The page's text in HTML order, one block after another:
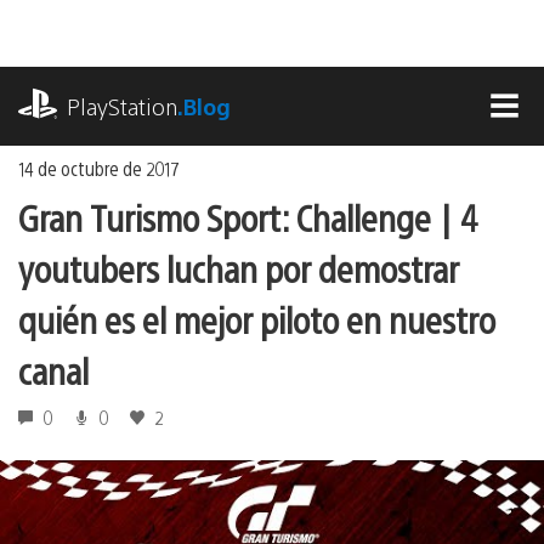
contenido
PlayStation.Blog
14 de octubre de 2017
Gran Turismo Sport: Challenge | 4
youtubers luchan por demostrar
quién es el mejor piloto en nuestro
canal
0 0 2